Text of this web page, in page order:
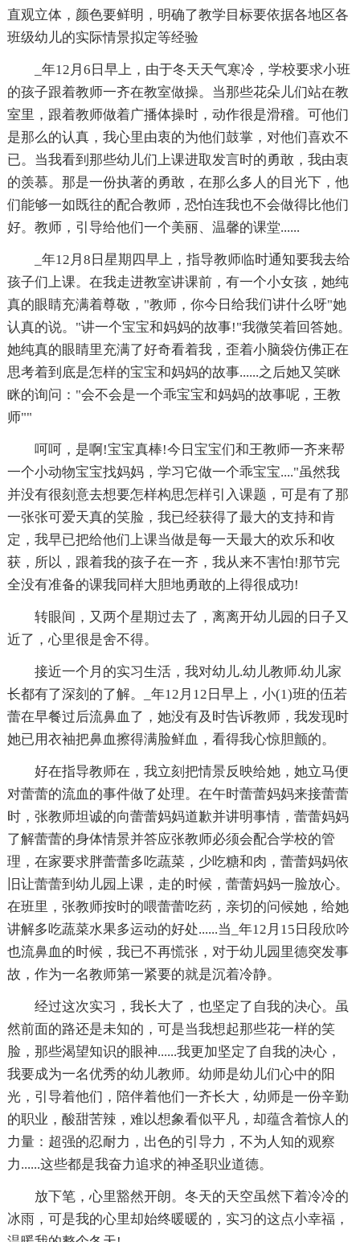
直观立体，颜色要鲜明，明确了教学目标要依据各地区各
班级幼儿的实际情景拟定等经验
_年12月6日早上，由于冬天天气寒冷，学校要求小班
的孩子跟着教师一齐在教室做操。当那些花朵儿们站在教
室里，跟着教师做着广播体操时，动作很是滑稽。可他们
是那么的认真，我心里由衷的为他们鼓掌，对他们喜欢不
已。当我看到那些幼儿们上课进取发言时的勇敢，我由衷
的羡慕。那是一份执著的勇敢，在那么多人的目光下，他
们能够一如既往的配合教师，恐怕连我也不会做得比他们
好。教师，引导给他们一个美丽、温馨的课堂......
_年12月8日星期四早上，指导教师临时通知要我去给
孩子们上课。在我走进教室讲课前，有一个小女孩，她纯
真的眼睛充满着尊敬，"教师，你今日给我们讲什么呀"她
认真的说。"讲一个宝宝和妈妈的故事!"我微笑着回答她。
她纯真的眼睛里充满了好奇看着我，歪着小脑袋仿佛正在
思考着到底是怎样的宝宝和妈妈的故事......之后她又笑眯
眯的询问："会不会是一个乖宝宝和妈妈的故事呢，王教
师""
呵呵，是啊!宝宝真棒!今日宝宝们和王教师一齐来帮
一个小动物宝宝找妈妈，学习它做一个乖宝宝...."虽然我
并没有很刻意去想要怎样构思怎样引入课题，可是有了那
一张张可爱天真的笑脸，我已经获得了最大的支持和肯
定，我早已把给他们上课当做是每一天最大的欢乐和收
获，所以，跟着我的孩子在一齐，我从来不害怕!那节完
全没有准备的课我同样大胆地勇敢的上得很成功!
转眼间，又两个星期过去了，离离开幼儿园的日子又
近了，心里很是舍不得。
接近一个月的实习生活，我对幼儿.幼儿教师.幼儿家
长都有了深刻的了解。_年12月12日早上，小(1)班的伍若
蕾在早餐过后流鼻血了，她没有及时告诉教师，我发现时
她已用衣袖把鼻血擦得满脸鲜血，看得我心惊胆颤的。
好在指导教师在，我立刻把情景反映给她，她立马便
对蕾蕾的流血的事件做了处理。在午时蕾蕾妈妈来接蕾蕾
时，张教师坦诚的向蕾蕾妈妈道歉并讲明事情，蕾蕾妈妈
了解蕾蕾的身体情景并答应张教师必须会配合学校的管
理，在家要求胖蕾蕾多吃蔬菜，少吃糖和肉，蕾蕾妈妈依
旧让蕾蕾到幼儿园上课，走的时候，蕾蕾妈妈一脸放心。
在班里，张教师按时的喂蕾蕾吃药，亲切的问候她，给她
讲解多吃蔬菜水果多运动的好处......当_年12月15日段欣吟
也流鼻血的时候，我已不再慌张，对于幼儿园里德突发事
故，作为一名教师第一紧要的就是沉着冷静。
经过这次实习，我长大了，也坚定了自我的决心。虽
然前面的路还是未知的，可是当我想起那些花一样的笑
脸，那些渴望知识的眼神......我更加坚定了自我的决心，
我要成为一名优秀的幼儿教师。幼师是幼儿们心中的阳
光，引导着他们，陪伴着他们一齐长大，幼师是一份辛勤
的职业，酸甜苦辣，难以想象看似平凡，却蕴含着惊人的
力量：超强的忍耐力，出色的引导力，不为人知的观察
力......这些都是我奋力追求的神圣职业道德。
放下笔，心里豁然开朗。冬天的天空虽然下着冷冷的
冰雨，可是我的心里却始终暖暖的，实习的这点小幸福，